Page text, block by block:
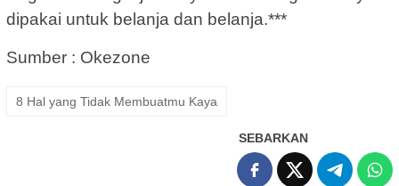
dipakai untuk belanja dan belanja.***
Sumber : Okezone
8 Hal yang Tidak Membuatmu Kaya
SEBARKAN